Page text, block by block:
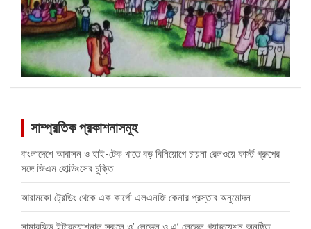
সাম্প্রতিক প্রকাশনাসমূহ
বাংলাদেশে আবাসন ও হাই-টেক খাতে বড় বিনিয়োগে চায়না রেলওয়ে ফার্স্ট গ্রুপের
সঙ্গে জিএম হোল্ডিংসের চুক্তি
আরামকো ট্রেডিং থেকে এক কার্গো এলএনজি কেনার প্রস্তাব অনুমোদন